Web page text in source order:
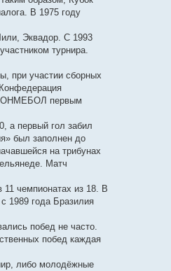
В 1975 году
Эквадор. С 1993
турнира.
при участии сборных
КОНМЕБОЛ первым
а первый гол забил
был заполнен до
на трибунах
Матч
11 чемпионатах из 18. В
1989 года Бразилия
побед не часто.
побед каждая
либо молодёжные